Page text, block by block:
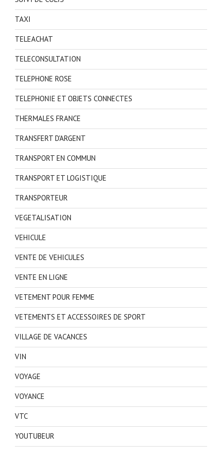
TAXI
TELEACHAT
TELECONSULTATION
TELEPHONE ROSE
TELEPHONIE ET OBJETS CONNECTES
THERMALES FRANCE
TRANSFERT D'ARGENT
TRANSPORT EN COMMUN
TRANSPORT ET LOGISTIQUE
TRANSPORTEUR
VEGETALISATION
VEHICULE
VENTE DE VEHICULES
VENTE EN LIGNE
VETEMENT POUR FEMME
VETEMENTS ET ACCESSOIRES DE SPORT
VILLAGE DE VACANCES
VIN
VOYAGE
VOYANCE
VTC
YOUTUBEUR